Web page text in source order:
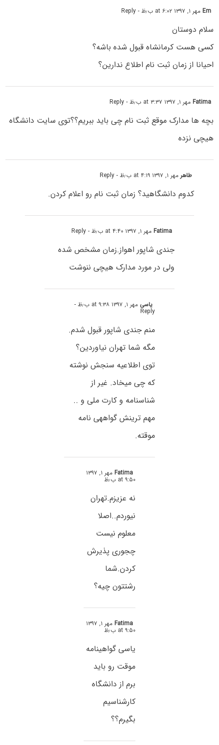
Emمهر ۱, ۱۳۹۷ at ۶:۰۲ ب٫ظ - Reply
سلام دوستان
کسی هست کرمانشاه قبول شده باشه؟
احیانا از زمان ثبت نام اطلاع ندارین؟
Fatimaمهر ۱, ۱۳۹۷ at ۳:۳۷ ب٫ظ - Reply
بچه ها مدارک موقع ثبت نام چی باید ببریم؟؟توی سایت دانشگاه
هیچی نزده
طاهرمهر ۱, ۱۳۹۷ at ۴:۱۹ ب٫ظ - Reply
کدوم دانشگاهید؟ زمان ثبت نام رو اعلام کردن.
Fatimaمهر ۱, ۱۳۹۷ at ۴:۴۰ ب٫ظ - Reply
جندی شاپور اهواز.زمان مشخص شده
ولی در مورد مدارک هیچی ننوشت
یاسی مهر ۱, ۱۳۹۷ at ۹:۳۸ ب٫ظ -
Reply
منم جندی شاپور قبول شدم.
مگه شما تهران نیاوردین؟
توی اطلاعیه سنجش نوشته
که چی میخاد. غیر از
شناسنامه و کارت ملی و ..
مهم ترینش گواههی نامه
موقته.
Fatima مهر ۱, ۱۳۹۷
at ۹:۵۰ ب٫ظ
نه عزیزم.تهران
نیوردم..اصلا
معلوم نیست
چجوری پذیرش
کردن.شما
رشتتون چیه؟
Fatima مهر ۱, ۱۳۹۷
at ۹:۵۰ ب٫ظ
یاسی گواهینامه
موقت رو باید
برم از دانشگاه
کارشناسیم
بگیرم؟؟